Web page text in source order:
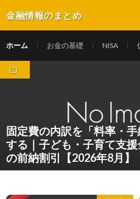
金融情報のまとめ
ホーム お金の基礎 NISA
固定費の内訳を「料率・
する｜子ども・子育て支
の前納割引【2026年8月】
Pickup